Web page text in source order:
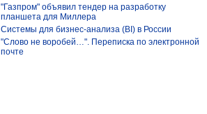
"Газпром" объявил тендер на разработку
планшета для Миллера
Системы для бизнес-анализа (BI) в России
"Слово не воробей…". Переписка по электронной
почте